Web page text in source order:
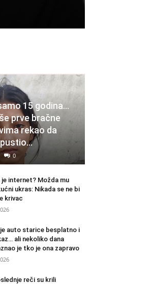
15 godina…
prve bračne
rekao da
0
je internet? Možda mu
ukras: Nikada se ne bi
krivac
auto starice besplatno i
ali nekoliko dana
je tko je ona zapravo
reči su krili